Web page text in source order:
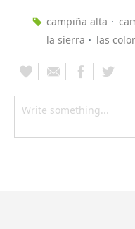
campiña alta
la sierra
las